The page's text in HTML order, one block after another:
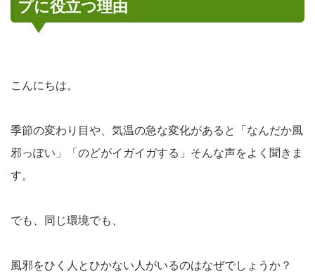
プに役立つ理由
こんにちは。
季節の変わり目や、気温の急な変化があると「なんだか風
邪っぽい」「のどがイガイガする」そんな声をよく聞きま
す。
でも、同じ環境でも、
風邪をひく人とひかない人がいるのはなぜでしょうか？